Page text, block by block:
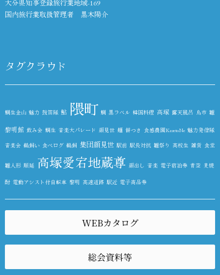
大分県知事登録旅行業地域-169
国内旅行業取扱管理者 黒木陽介
タグクラウド
鯛生金山 魅力 鼓笛隊 鮎 隈町 鯛 黒ラベル 韓国料理 高塚 露天風呂 鳥市 雛
黎明館 飲み会 鯛生 音楽大パレード 顔見世 麺 餅つき 食感農園KazetoNe 魅力発信隊
音楽会 鵜飼い 食べログ 鵜飼 集団顔見世 駅前 駅長対抗 雛祭り 高校生 雑貨 食堂
雛人形 順延 高塚愛宕地蔵尊 顔出し 音楽 電子宿泊券 青空 麦焼
酎 電動アシスト付自転車 黎明 高速道路 駅近 電子商品券
WEBカタログ
総会資料等